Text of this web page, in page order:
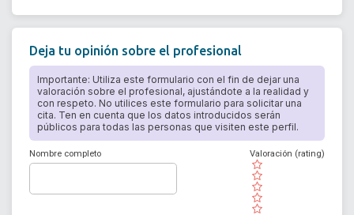
Deja tu opinión sobre el profesional
Importante: Utiliza este formulario con el fin de dejar una
valoración sobre el profesional, ajustándote a la realidad y
con respeto. No utilices este formulario para solicitar una
cita. Ten en cuenta que los datos introducidos serán
públicos para todas las personas que visiten este perfil.
Nombre completo
( )
( )
( )
( )
( )
Valoración (rating)